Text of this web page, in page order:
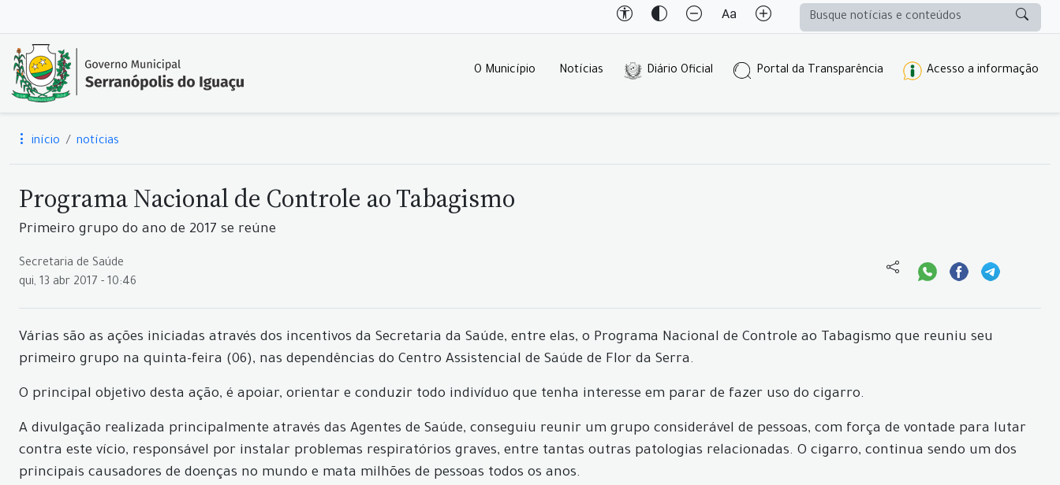
O Município Notícias Diário Oficial Portal da Transparência Acesso a informação
início notícias
Programa Nacional de Controle ao Tabagismo
Primeiro grupo do ano de 2017 se reúne
Secretaria de Saúde
qui, 13 abr 2017 - 10:46
Várias são as ações iniciadas através dos incentivos da Secretaria da Saúde, entre elas, o Programa Nacional de Controle ao Tabagismo que reuniu seu
primeiro grupo na quinta-feira (06), nas dependências do Centro Assistencial de Saúde de Flor da Serra.
O principal objetivo desta ação, é apoiar, orientar e conduzir todo indivíduo que tenha interesse em parar de fazer uso do cigarro.
A divulgação realizada principalmente através das Agentes de Saúde, conseguiu reunir um grupo considerável de pessoas, com força de vontade para lutar
contra este vício, responsável por instalar problemas respiratórios graves, entre tantas outras patologias relacionadas. O cigarro, continua sendo um dos
principais causadores de doenças no mundo e mata milhões de pessoas todos os anos.